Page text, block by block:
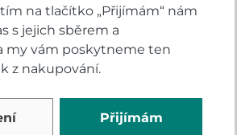
kotvičky Peak Design Anchor
zabezpečit nebo nosit s
Peak Design
TELEFONY/KRYTY
netexturovaným a neporézním
na tlačítko „Přijímám“ nám
s jejich sběrem a
my vám poskytneme ten
z nakupování.
Přijímám